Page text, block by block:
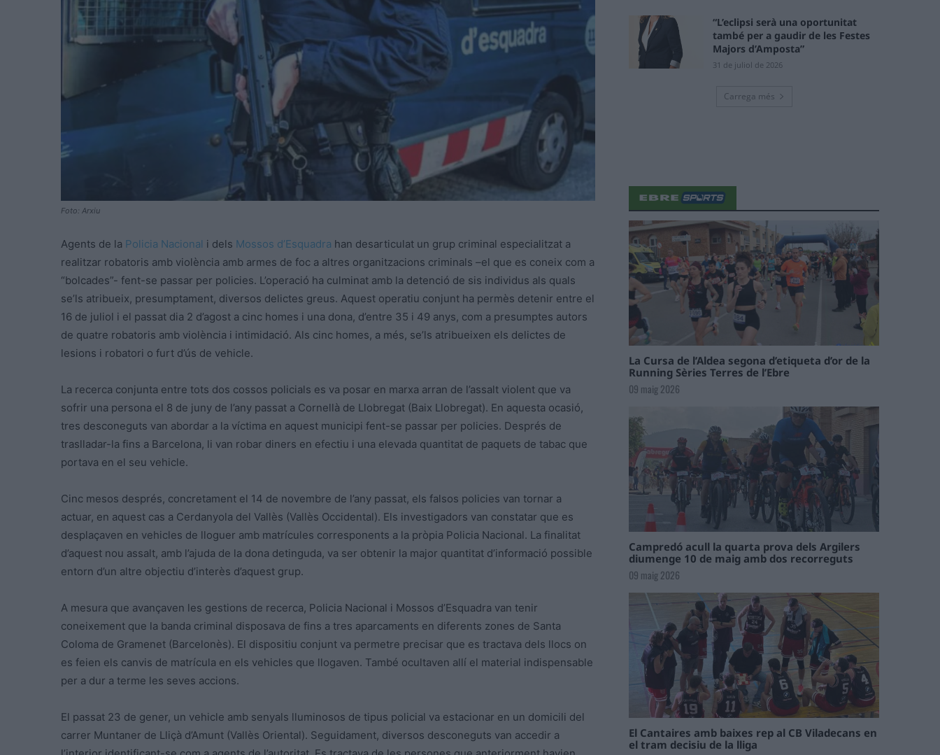
Foto: Arxiu
Agents de la Policia Nacional i dels Mossos d’Esquadra han desarticulat un grup criminal especialitzat a
realitzar robatoris amb violència amb armes de foc a altres organitzacions criminals –el que es coneix com a
“bolcades”- fent-se passar per policies. L’operació ha culminat amb la detenció de sis individus als quals
se’ls atribueix, presumptament, diversos delictes greus. Aquest operatiu conjunt ha permès detenir entre el
16 de juliol i el passat dia 2 d’agost a cinc homes i una dona, d’entre 35 i 49 anys, com a presumptes autors
de quatre robatoris amb violència i intimidació. Als cinc homes, a més, se’ls atribueixen els delictes de
lesions i robatori o furt d’ús de vehicle.
La recerca conjunta entre tots dos cossos policials es va posar en marxa arran de l’assalt violent que va
sofrir una persona el 8 de juny de l’any passat a Cornellà de Llobregat (Baix Llobregat). En aquesta ocasió,
tres desconeguts van abordar a la víctima en aquest municipi fent-se passar per policies. Després de
traslladar-la fins a Barcelona, li van robar diners en efectiu i una elevada quantitat de paquets de tabac que
portava en el seu vehicle.
Cinc mesos després, concretament el 14 de novembre de l’any passat, els falsos policies van tornar a
actuar, en aquest cas a Cerdanyola del Vallès (Vallès Occidental). Els investigadors van constatar que es
desplaçaven en vehicles de lloguer amb matrícules corresponents a la pròpia Policia Nacional. La finalitat
d’aquest nou assalt, amb l’ajuda de la dona detinguda, va ser obtenir la major quantitat d’informació possible
entorn d’un altre objectiu d’interès d’aquest grup.
A mesura que avançaven les gestions de recerca, Policia Nacional i Mossos d’Esquadra van tenir
coneixement que la banda criminal disposava de fins a tres aparcaments en diferents zones de Santa
Coloma de Gramenet (Barcelonès). El dispositiu conjunt va permetre precisar que es tractava dels llocs on
es feien els canvis de matrícula en els vehicles que llogaven. També ocultaven allí el material indispensable
per a dur a terme les seves accions.
El passat 23 de gener, un vehicle amb senyals lluminosos de tipus policial va estacionar en un domicili del
carrer Muntaner de Lliçà d’Amunt (Vallès Oriental). Seguidament, diversos desconeguts van accedir a
“L’eclipsi serà una oportunitat
també per a gaudir de les Festes
Majors d’Amposta”
31 de juliol de 2026
Carrega més
La Cursa de l’Aldea segona d’etiqueta d’or de la
Running Sèries Terres de l’Ebre
09 maig 2026
Campredó acull la quarta prova dels Argilers
diumenge 10 de maig amb dos recorreguts
09 maig 2026
El Cantaires amb baixes rep al CB Viladecans en
el tram decisiu de la lliga